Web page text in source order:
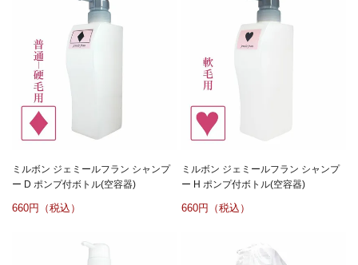
ミルボン ジェミールフラン シャンプ
ー D ポンプ付ボトル(空容器)
660
ミルボン ジェミールフラン シャンプ
ー H ポンプ付ボトル(空容器)
660